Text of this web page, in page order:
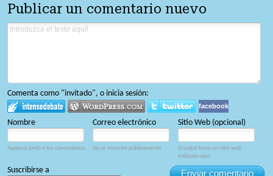
Publicar un comentario nuevo
Comenta como "invitado", o inicia sesión:
facebook
Nombre Correo electrónico Sitio Web (opcional)
Aparece junto a tus comentarios. No se muestra públicamente.
Si usted tiene un sitio web,
enlázalo aquí.
Enviar comentario
Suscribirse a